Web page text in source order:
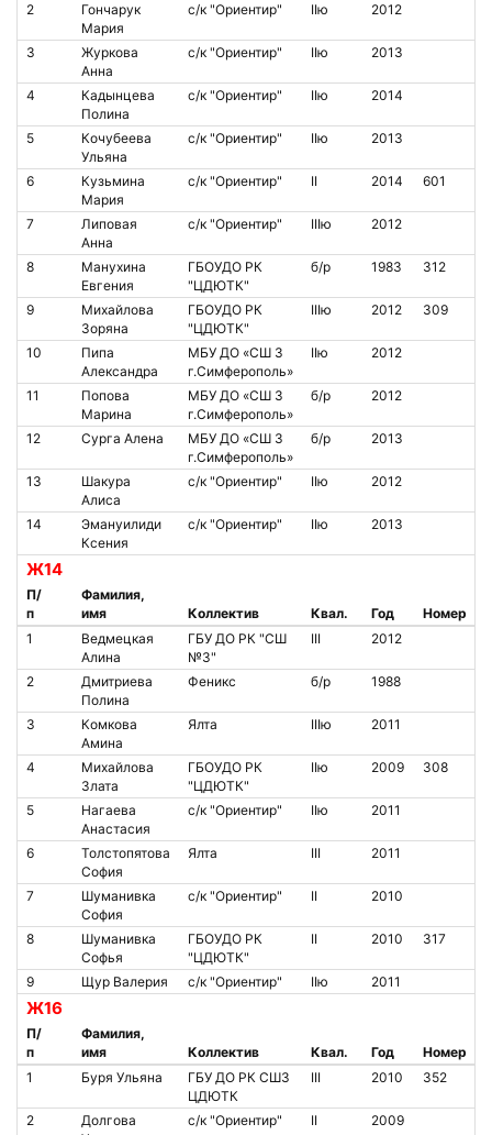
2
Гончарук
Мария
с/к "Ориентир" IIю 2012
3
Журкова
Анна
с/к "Ориентир" IIю 2013
4
Кадынцева
Полина
с/к "Ориентир" IIю 2014
5
Кочубеева
Ульяна
с/к "Ориентир" IIю 2013
6
Кузьмина
Мария
с/к "Ориентир" II 2014 601
7
Липовая
Анна
с/к "Ориентир" IIIю 2012
8
Манухина
Евгения
ГБОУДО РК
"ЦДЮТК"
б/р 1983 312
9
Михайлова
Зоряна
ГБОУДО РК
"ЦДЮТК"
IIIю 2012 309
10
Пипа
Александра
МБУ ДО «СШ 3
г.Симферополь»
IIю 2012
11
Попова
Марина
МБУ ДО «СШ 3
г.Симферополь»
б/р 2012
12 Сурга Алена
МБУ ДО «СШ 3
г.Симферополь»
б/р 2013
13
Шакура
Алиса
с/к "Ориентир" IIю 2012
14
Эмануилиди
Ксения
с/к "Ориентир" IIю 2013
Ж14
П/
п
Фамилия,
имя
Коллектив Квал. Год
Номер
1
Ведмецкая
Алина
ГБУ ДО РК "СШ
№3"
III 2012
2
Дмитриева
Полина
Феникс б/р 1988
3
Комкова
Амина
Ялта IIIю 2011
4
Михайлова
Злата
ГБОУДО РК
"ЦДЮТК"
IIю 2009 308
5
Нагаева
Анастасия
с/к "Ориентир" IIю 2011
6
Толстопятова
София
Ялта III 2011
7
Шуманивка
София
с/к "Ориентир" II 2010
8
Шуманивка
Софья
ГБОУДО РК
"ЦДЮТК"
II 2010 317
9 Щур Валерия с/к "Ориентир" IIю 2011
Ж16
П/
п
Фамилия,
имя
Коллектив Квал. Год
Номер
1
Буря Ульяна
ГБУ ДО РК СШ3
ЦДЮТК
III 2010 352
2
Долгова
с/к "Ориентир" II 2009